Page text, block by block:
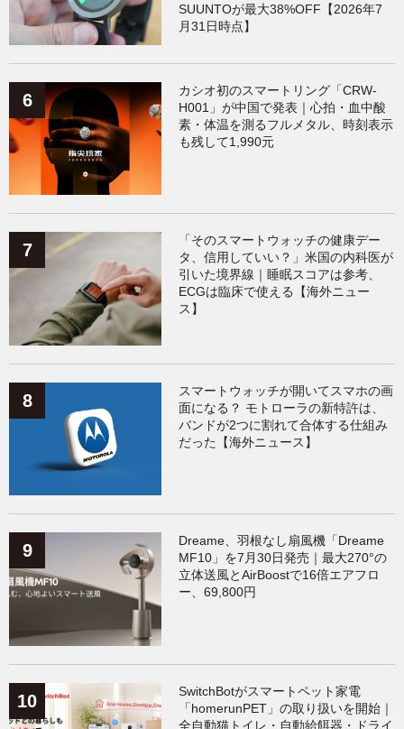
SUUNTOが最大38%OFF【2026年7
月31日時点】
カシオ初のスマートリング「CRW-
H001」が中国で発表｜心拍・血中酸
素・体温を測るフルメタル、時刻表示
も残して1,990元
「そのスマートウォッチの健康デー
タ、信用していい？」米国の内科医が
引いた境界線｜睡眠スコアは参考、
ECGは臨床で使える【海外ニュー
ス】
スマートウォッチが開いてスマホの画
面になる？ モトローラの新特許は、
バンドが2つに割れて合体する仕組み
だった【海外ニュース】
Dreame、羽根なし扇風機「Dreame
MF10」を7月30日発売｜最大270°の
立体送風とAirBoostで16倍エアフロ
ー、69,800円
SwitchBotがスマートペット家電
「homerunPET」の取り扱いを開始｜
全自動猫トイレ・自動給餌器・ドライ